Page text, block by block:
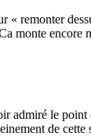
remonter
monte
admiré le
de cette